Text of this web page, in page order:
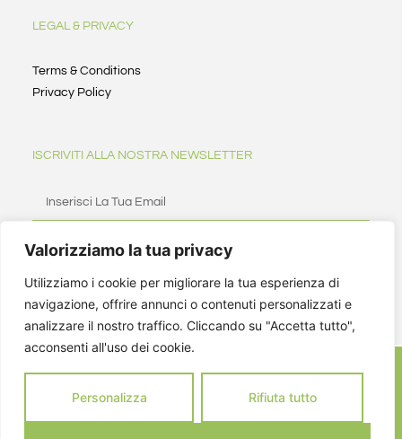
Valorizziamo la tua privacy
Utilizziamo i cookie per migliorare la tua esperienza di
navigazione, offrire annunci o contenuti personalizzati e
analizzare il nostro traffico. Cliccando su "Accetta tutto",
acconsenti all'uso dei cookie.
Personalizza Rifiuta tutto
LEGAL & PRIVACY
Terms & Conditions
Privacy Policy
ISCRIVITI ALLA NOSTRA NEWSLETTER